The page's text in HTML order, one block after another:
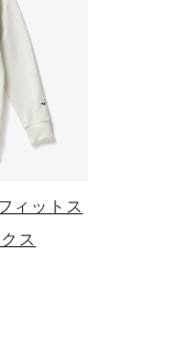
ィットス
ス